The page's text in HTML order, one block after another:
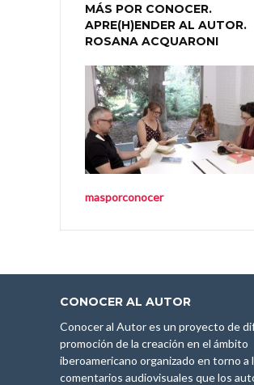
MÁS POR CONOCER.
APRE(H)ENDER AL AUTOR.
ROSANA ACQUARONI
masporconocer
CONOCER AL AUTOR
Conocer al Autor es un proyecto de
promoción de la creación en el ámbito
iberoamericano organizado en torno a
comentarios audiovisuales que los